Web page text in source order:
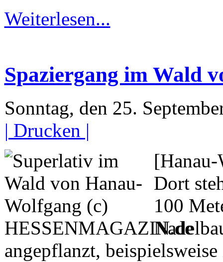
Weiterlesen...
Spaziergang im Wald
Sonntag, den 25.
| Drucken |
Dort
100
angepflanzt,